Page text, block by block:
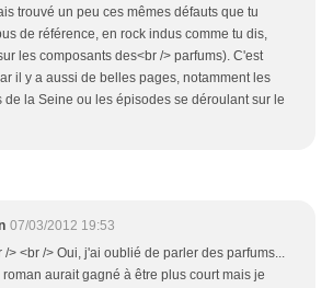
trouvé un peu ces mêmes défauts que tu
de référence, en rock indus comme tu dis,
les composants des<br /> parfums). C'est
il y a aussi de belles pages, notamment les
de la Seine ou les épisodes se déroulant sur le
07/03/2012 19:53
/> <br /> Oui, j'ai oublié de parler des parfums...
roman aurait gagné à être plus court mais je